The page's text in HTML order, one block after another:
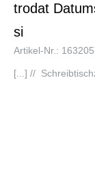
trodat
si
Artikel-Nr.:
[...] //